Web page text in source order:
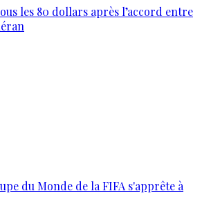
les 80 dollars après l’accord entre
du Monde de la FIFA s'apprête à